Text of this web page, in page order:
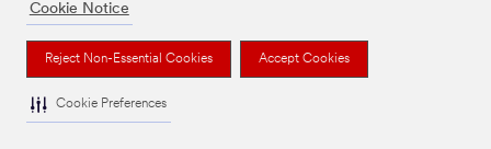
Cookie Notice
Reject Non-Essential Cookies Accept Cookies
Cookie Preferences